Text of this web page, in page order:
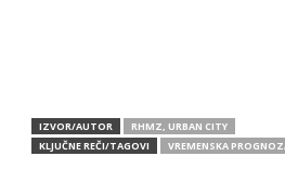
IZVOR/AUTOR
RHMZ, URBAN CITY
KLJUČNE REČI/TAGOVI
VREMENSKA